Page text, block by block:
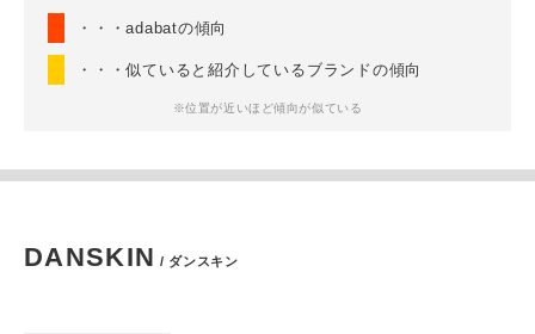
・・・adabatの傾向
・・・似ていると紹介しているブランドの傾向
※位置が近いほど傾向が似ている
DANSKIN / ダンスキン